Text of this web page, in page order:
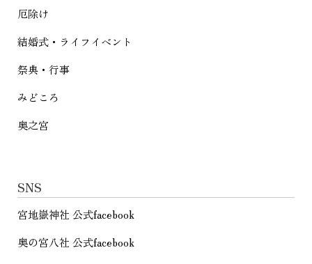
厄除け
結婚式・ライフイベント
祭典・行事
みどころ
奥之宮
SNS
宮地嶽神社 公式facebook
奥の宮八社 公式facebook